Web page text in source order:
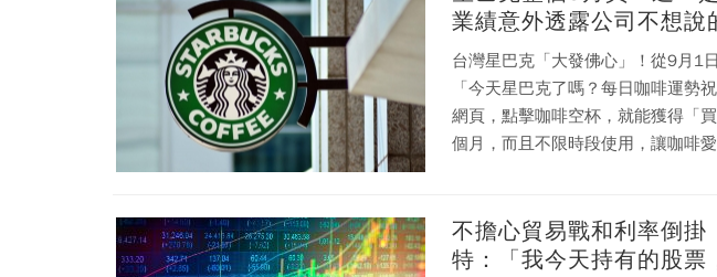
業績意外透露公司不想說
台灣星巴克「大發佛心」！從9月1
「今天星巴克了嗎？每日咖啡運勢
網頁，點擊咖啡空杯，就能獲得「
個月，而且不限時段使用，讓咖啡
不擔心貿易戰和利率倒
特：「我今天持有的股票